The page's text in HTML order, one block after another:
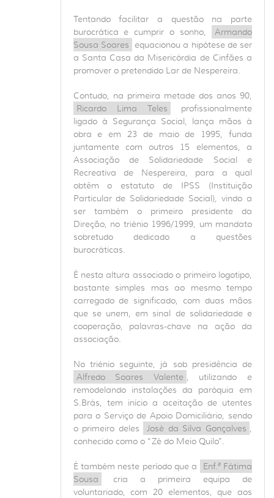
Tentando facilitar a questão na parte
burocrática e cumprir o sonho,
Armando
Sousa Soares
equacionou a hipótese de ser
a Santa Casa da Misericórdia de Cinfães a
promover o pretendido Lar de Nespereira.
Contudo, na primeira metade dos anos 90,
Ricardo Lima Teles
profissionalmente
ligado à Segurança Social, lança mãos à
obra e em 23 de maio de 1995, funda
juntamente com outros 15 elementos, a
Associação de Solidariedade Social e
Recreativa de Nespereira, para a qual
obtêm o estatuto de IPSS (Instituição
Particular de Solidariedade Social), vindo a
ser também o primeiro presidente da
Direção, no triénio 1996/1999, um mandato
sobretudo dedicado a questões
burocráticas.
É nesta altura associado o primeiro logotipo,
bastante simples mas ao mesmo tempo
carregado de significado, com duas mãos
que se unem, em sinal de solidariedade e
cooperação, palavras-chave na ação da
associação.
No triénio seguinte, já sob presidência de
Alfredo Soares Valente , utilizando e
remodelando instalações da paróquia em
S.Brás, tem início a aceitação de utentes
para o Serviço de Apoio Domiciliário, sendo
o primeiro deles
José da Silva Gonçalves ,
conhecido como o “Zé do Meio Quilo”.
É também neste período que a
Enf.ª Fátima
Sousa
cria a primeira equipa de
voluntariado, com 20 elementos, que aos